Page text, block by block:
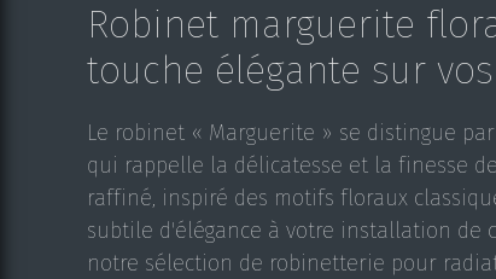
Robinet marguerite
touche élégante sur
Le robinet « Marguerite » se distingue
qui rappelle la délicatesse et la finesse
raffiné, inspiré des motifs floraux
subtile d'élégance à votre installation de
notre sélection de robinetterie pour